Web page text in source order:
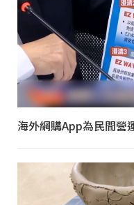
海外網購App為民間營